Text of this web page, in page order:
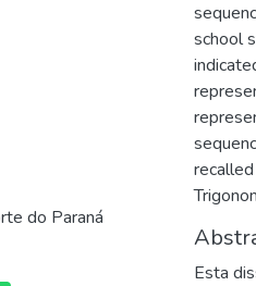
do Paraná
school
Esta